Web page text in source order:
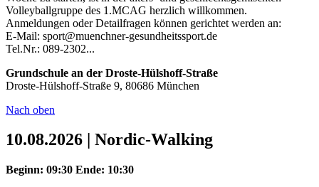
Volleyballgruppe des 1.MCAG herzlich willkommen.
Anmeldungen oder Detailfragen können gerichtet werden an:
E-Mail: sport@muenchner-gesundheitssport.de
Tel.Nr.: 089-2302...
Grundschule an der Droste-Hülshoff-Straße
Droste-Hülshoff-Straße 9, 80686 München
Nach oben
10.08.2026 | Nordic-Walking
Beginn: 09:30 Ende: 10:30